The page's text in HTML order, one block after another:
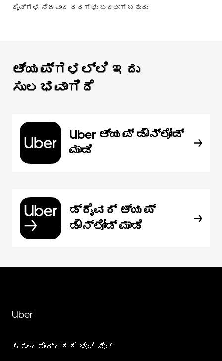
ರೈಡ್‌ಗಳ ನಿಜವಾದ ದರಗಳು ಬದಲಾಗಬಹುದು.
ಆ್ಯಪ್‌‌ಗಳಲ್ಲಿ ಇದು
ಸುಲಭವಾಗಿದೆ
Uber ಆ್ಯಪ್‍ ಡೌನ್‌ಲೋಡ್
ಮಾಡಿ
ಡ್ರೈವರ್ ಆ್ಯಪ್
ಡೌನ್‌ಲೋಡ್ ಮಾಡಿ
Uber
ಸಹಾಯ ಕೇಂದ್ರಕ್ಕೆ ಭೇಟಿ ನೀಡಿ